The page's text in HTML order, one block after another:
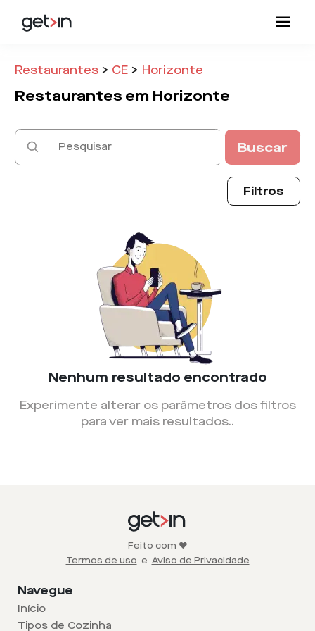
Restaurantes > CE > Horizonte
Restaurantes em Horizonte
Buscar
Filtros
Nenhum resultado encontrado
Experimente alterar os parâmetros dos filtros
para ver mais resultados..
Feito com ❤️
Termos de uso e Aviso de Privacidade
Navegue
Início
Tipos de Cozinha